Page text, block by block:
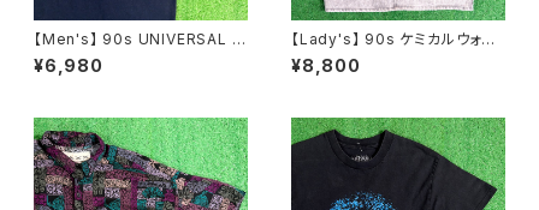
【Men's】 90s UNIVERSAL S
TUDIO ロゴ Tシャツ / 90年代
ティーシャツ T-Shirt 古着 ウッ
¥6,980
【Lady's】 90s ケミカルウォッ
シュ デニム ミニ スカート / 90
年代 古着 レディース N1586
¥8,800